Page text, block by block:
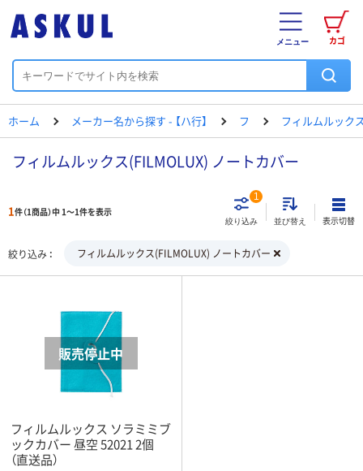
カゴ
メニュー
ホーム メーカー名から探す - 【ハ行】 フ フィルムルック
フィルムルックス(FILMOLUX) ノートカバー
1件（1商品）中 1～1件を表示
絞り込み
1
並び替え 表示切替
絞り込み フィルムルックス(FILMOLUX) ノートカバー
フィルムルックス ソラミミブ
ックカバー 昼空 52021 2個
（直送品）